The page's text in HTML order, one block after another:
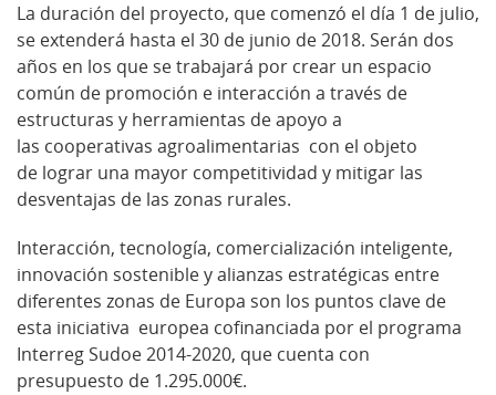
La duración del proyecto, que comenzó el día 1 de julio,
se extenderá hasta el 30 de junio de 2018. Serán dos
años en los que se trabajará por crear un espacio
común de promoción e interacción a través de
estructuras y herramientas de apoyo a
las cooperativas agroalimentarias con el objeto
de lograr una mayor competitividad y mitigar las
desventajas de las zonas rurales.
Interacción, tecnología, comercialización inteligente,
innovación sostenible y alianzas estratégicas entre
diferentes zonas de Europa son los puntos clave de
esta iniciativa europea cofinanciada por el programa
Interreg Sudoe 2014-2020, que cuenta con
presupuesto de 1.295.000€.